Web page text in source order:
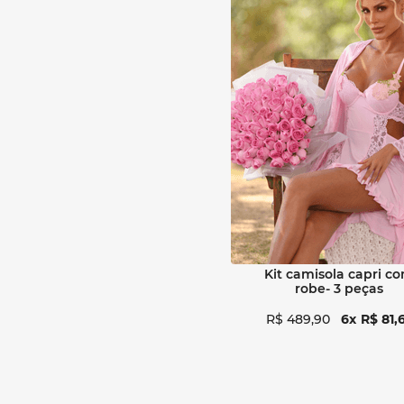
kit camisola capri com
robe- 3 peças
R$ 489,90 6 R$ 81,
Ver detalhes